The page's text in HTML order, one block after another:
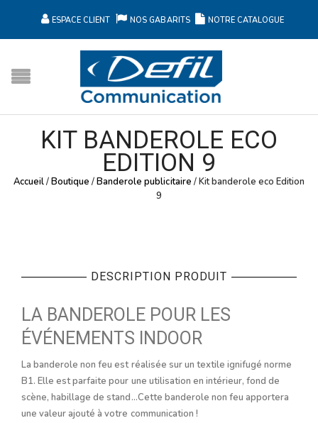
ESPACE CLIENT NOS GABARITS NOTRE CATALOGUE
KIT BANDEROLE ECO
EDITION 9
Accueil/Boutique /Banderole publicitaire /Kit banderole eco Edition
9
DESCRIPTION PRODUIT
LA BANDEROLE POUR LES
ÉVÉNEMENTS INDOOR
La banderole non feu est réalisée sur un textile ignifugé norme
B1. Elle est parfaite pour une utilisation en intérieur, fond de
scène, habillage de stand…Cette banderole non feu apportera
une valeur ajouté à votre communication !